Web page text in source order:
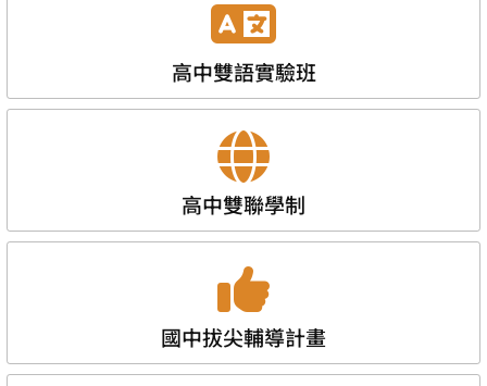
高中雙語實驗班
高中雙聯學制
國中拔尖輔導計畫